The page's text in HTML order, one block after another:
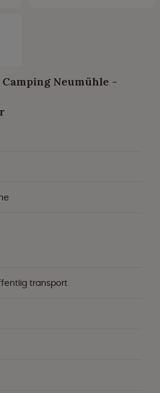
Neumühle -
transport